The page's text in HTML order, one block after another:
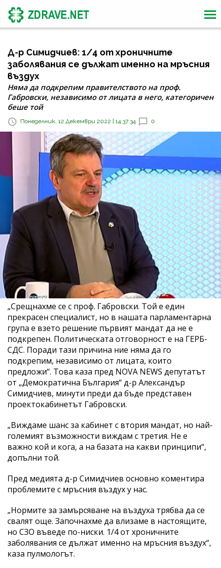
Д-р Симидчиев: 1/4 от хроничните
заболявания се дължат именно на мръсния
въздух
Няма да подкрепим правителството на проф.
Габровски, независимо от лицата в него, категоричен
беше той
Понеделник, 12 Декември 2022 | 14:37:34 0
„Срещнахме се с проф. Габровски. Той е един
прекрасен специалист, но в нашата парламентарна
група е взето решение първият мандат да не е
подкрепен. Политическата отговорност е на ГЕРБ-
СДС. Поради тази причина ние няма да го
подкрепим, независимо от лицата, които
предложи“. Това каза пред NOVA NEWS депутатът
от „Демократична България“ д-р Александър
Симидчиев, минути преди да бъде представен
проектокабинетът Габровски.
„Виждаме шанс за кабинет с втория мандат, но най-
големият възможности виждам с третия. Не е
важно кой и кога, а на базата на какви принципи“,
допълни той.
Пред медията д-р Симидчиев основно коментира
проблемите с мръсния въздух у нас.
„Нормите за замърсяване на въздуха трябва да се
свалят още. Започнахме да влизаме в настоящите,
но СЗО въведе по-ниски. 1/4 от хроничните
заболявания се дължат именно на мръсния въздух“,
каза пулмологът.